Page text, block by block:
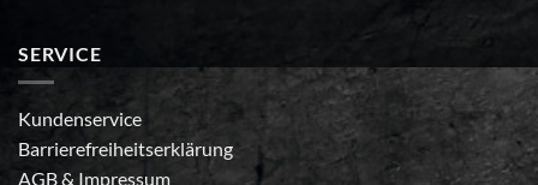
SERVICE
Kundenservice
Barrierefreiheitserklärung
AGB& Impressum